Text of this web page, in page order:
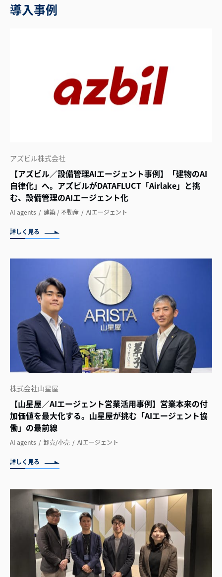
導入事例
アズビル株式会社
【アズビル／設備管理AIエージェント事例】「建物のAI
自律化」へ。アズビルがDATAFLUCT「Airlake」と挑
む、設備管理のAIエージェント化
AI agents 建築 / 不動産 AIエージェント
詳しく見る
株式会社山星屋
【山星屋／AIエージェント営業活用事例】営業本来の付
加価値を最大化する。山星屋が挑む「AIエージェント協
働」の最前線
AI agents 卸売/小売 AIエージェント
詳しく見る